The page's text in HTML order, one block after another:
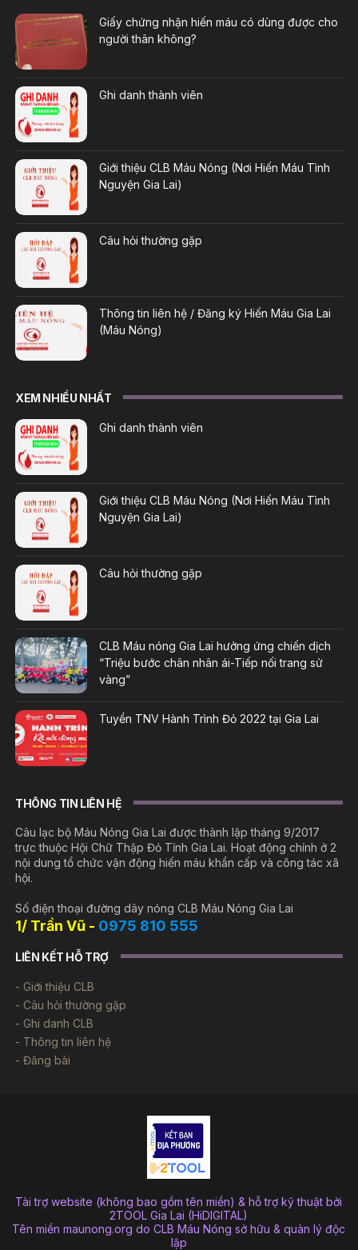
Giấy chứng nhận hiến máu có dùng được cho
người thân không?
Ghi danh thành viên
Giới thiệu CLB Máu Nóng (Nơi Hiến Máu Tình
Nguyện Gia Lai)
Câu hỏi thường gặp
Thông tin liên hệ / Đăng ký Hiến Máu Gia Lai
(Máu Nóng)
XEM NHIỀU NHẤT
Ghi danh thành viên
Giới thiệu CLB Máu Nóng (Nơi Hiến Máu Tình
Nguyện Gia Lai)
Câu hỏi thường gặp
CLB Máu nóng Gia Lai hưởng ứng chiến dịch
“Triệu bước chân nhân ái-Tiếp nối trang sử
vàng”
Tuyển TNV Hành Trình Đỏ 2022 tại Gia Lai
THÔNG TIN LIÊN HỆ
Câu lạc bộ Máu Nóng Gia Lai được thành lập tháng 9/2017
trực thuộc Hội Chữ Thập Đỏ Tỉnh Gia Lai. Hoạt động chính ở 2
nội dung tổ chức vận động hiến máu khẩn cấp và công tác xã
hội.
Số điện thoại đường dây nóng CLB Máu Nóng Gia Lai
1/ Trần Vũ - 0975 810 555
LIÊN KẾT HỖ TRỢ
Giới thiệu CLB
Câu hỏi thường gặp
Ghi danh CLB
Thông tin liên hệ
Đăng bài
Tài trợ website (không bao gồm tên miền) & hỗ trợ kỹ thuật bởi
2TOOL Gia Lai (HiDIGITAL)
Tên miền maunong.org do CLB Máu Nóng sở hữu & quàn lý độc
lập